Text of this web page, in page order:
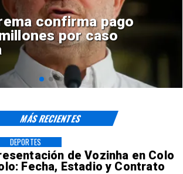
de Andes Norte
por riesgos
de Vozinha en Colo
Fecha, Estadio y Contrato
DEPORTES
MÁS RECIENTES